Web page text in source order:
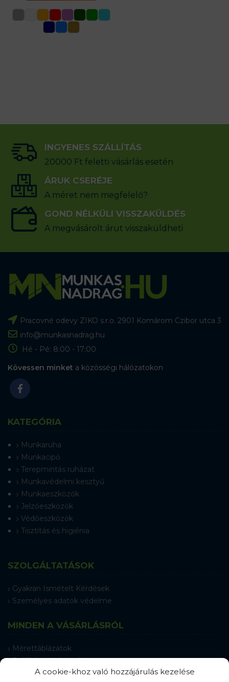
A cookie-khoz való hozzájárulás kezelése
INGYENES SZÁLLÍTÁS
20000 Ft feletti vásárlás esetén
ÁRUK CSERÉJE
A méret nem megfelelő?
GOND NÉLKÜLI VISSZAKÜLDÉS
A megvásárolt árut visszaküldheti
Pracovné odevy ZIKO s.r.o. 2901 Komárom Czibor utca 3
info@munkasnadrag.hu
Hé - Pé: 8:00 - 17:00
Kövessen minket a közösségi hálózatokon
KATEGÓRIA
Munkaruha
Munkacipő
Terepmintás ruházat
Munkavédelmi kesztyű
Munkaeszközök
Jelzőeszközök
Védőeszközök
Tisztítás és higiénia
SZOLGÁLTATÁSOK
Gyakran Ismételt Kérdések
Személyes adatok védelme
MINDEN A VÁSÁRLÁSRÓL
Mérettáblázatok
Szállítás és kézbesítés
Csere és reklamáció